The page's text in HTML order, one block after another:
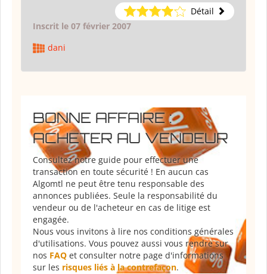
Détail
Inscrit le 07 février 2007
dani
BONNE AFFAIRE :
ACHETER AU VENDEUR
Consultez notre guide pour effectuer une
transaction en toute sécurité ! En aucun cas
Algomtl ne peut être tenu responsable des
annonces publiées. Seule la responsabilité du
vendeur ou de l'acheteur en cas de litige est
engagée.
Nous vous invitons à lire nos conditions générales
d'utilisations. Vous pouvez aussi vous rendre sur
nos FAQ et consulter notre page d'informations
sur les risques liés à la contrefaçon.